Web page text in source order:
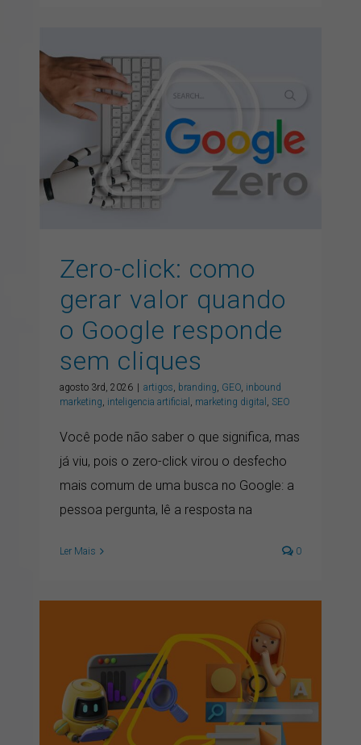
Zero-click: como gerar
valor quando o Google
responde sem cliques
artigos branding GEO inbound marketing
inteligencia
artificial marketing digital SEO
Zero-click: como
gerar valor quando
o Google responde
sem cliques
agosto 3rd, 2026 artigos, branding, GEO, inbound
marketing, inteligencia artificial , marketing digital ,SEO
Você pode não saber o que significa, mas
já viu, pois o zero-click virou o desfecho
mais comum de uma busca no Google: a
pessoa pergunta, lê a resposta na
Ler Mais 0
Coerência, máquinas e
marca: minha leitura dos
relatórios de Cannes
Lions 2026